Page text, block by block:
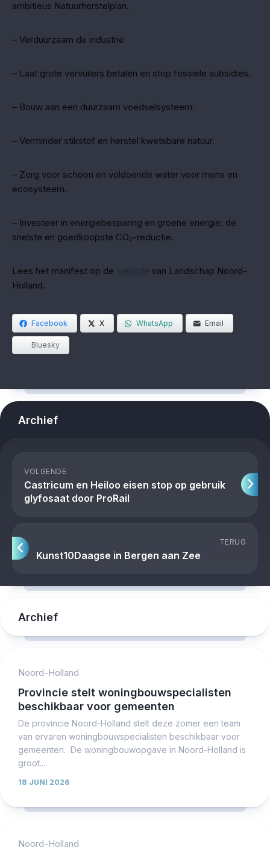
ambitieus Natuurherstelplan.
– Verduurzaam de industrie
– Laat grote vervuilers betalen en stop fossiele subsidies.
– Bouw aan een duurzaam voedselsysteem.
– Verminder stikstof en herstel kwetsbare natuur.
– Zorg voor schoon en voldoende water voor mens en
ecosysteem.
– Investeer in energiebesparing en groene energie: de
snelste en goedkoopste CO₂-reductie.
Lees het manifest op de
van Landschap Noord-
Holland.
Facebook X WhatsApp Email
Bluesky
Archief
VOLGENDE
Castricum en Heiloo eisen stop op gebruik
glyfosaat door ProRail
TERUG
Kunst10Daagse in Bergen aan Zee
Archief
Noord-Holland
Provincie stelt woningbouwspecialisten
beschikbaar voor gemeenten
De provincie Noord-Holland stelt deze zomer een team
van ervaren woningbouwspecialisten beschikbaar voor
gemeenten. De woningbouwopgave in Noord-Holland is
groot....
18 JUNI 2026
Noord-Holland